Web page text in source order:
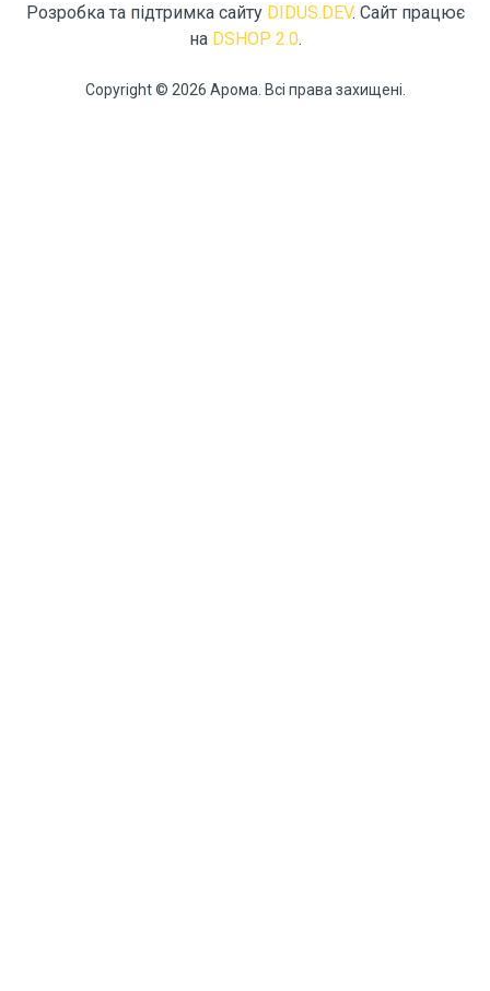
Copyright © 2026 Арома. Всі права захищені.
Розробка та підтримка сайту DIDUS.DEV. Сайт працює
на DSHOP 2.0.